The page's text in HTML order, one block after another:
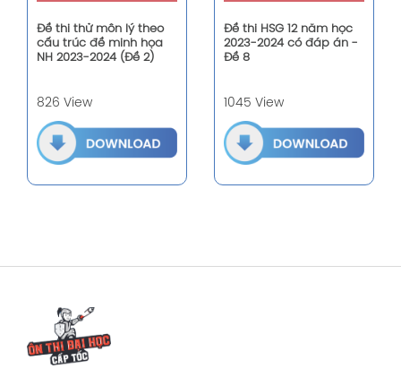
Đề thi thử môn lý theo
cấu trúc đề minh họa
NH 2023-2024 (Đề 2)
826 View
Đề thi HSG 12 năm học
2023-2024 có đáp án -
Đề 8
1045 View